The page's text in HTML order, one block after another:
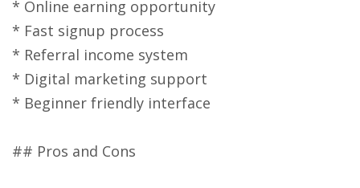
* Online earning opportunity
* Fast signup process
* Referral income system
* Digital marketing support
* Beginner friendly interface
## Pros and Cons